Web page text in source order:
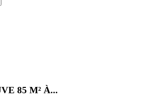
85 M² À...